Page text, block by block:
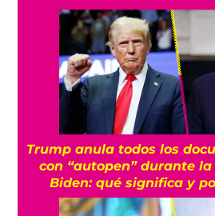
Trump anula todos los
con “autopen” durante
Biden: qué significa y